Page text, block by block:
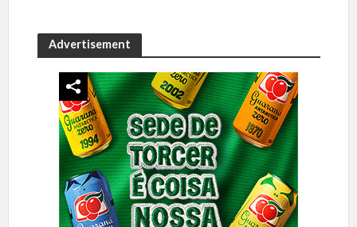
Advertisement